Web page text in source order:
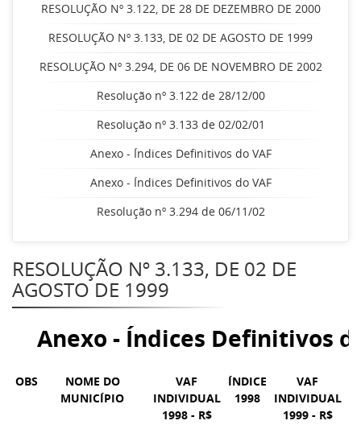
RESOLUÇÃO Nº 3.122, DE 28 DE DEZEMBRO DE 2000
RESOLUÇÃO Nº 3.133, DE 02 DE AGOSTO DE 1999
RESOLUÇÃO Nº 3.294, DE 06 DE NOVEMBRO DE 2002
Resolução nº 3.122 de 28/12/00
Resolução nº 3.133 de 02/02/01
Anexo - Índices Definitivos do VAF
Anexo - Índices Definitivos do VAF
Resolução nº 3.294 de 06/11/02
RESOLUÇÃO Nº 3.133, DE 02 DE
AGOSTO DE 1999
Anexo - Índices Definitivos
OBS
NOME DO
MUNICÍPIO
VAF
INDIVIDUAL
1998 - R$
ÍNDICE
1998
VAF
INDIVIDUAL
1999 - R$